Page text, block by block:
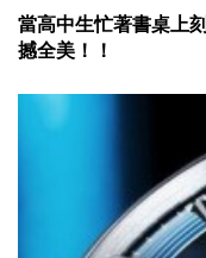
當高中生忙著書桌上
撼全美！！